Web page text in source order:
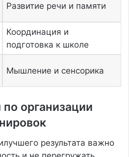
Развитие речи и памяти
Координация и
подготовка к школе
Мышление и сенсорика
организации
результата важно